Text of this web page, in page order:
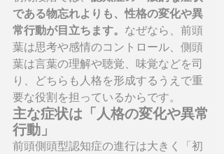
である物忘れよりも、性格の変化や異
常行動が目立ちます。 なぜなら、前頭
葉は思考や感情のコントロール、側頭
葉は言葉の理解や聴覚、味覚などを司
り、どちらも人格を形成するうえで重
要な役割を担っているからです。
主な症状は「人格の変化や異常
行動」
前頭側頭型認知症の進行は大きく「初